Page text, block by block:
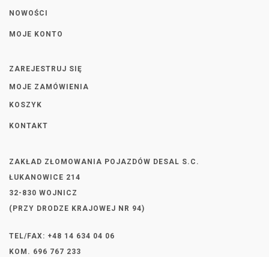
NOWOŚCI
MOJE KONTO
ZAREJESTRUJ SIĘ
MOJE ZAMÓWIENIA
KOSZYK
KONTAKT
ZAKŁAD ZŁOMOWANIA POJAZDÓW DESAL S.C.
ŁUKANOWICE 214
32-830 WOJNICZ
(PRZY DRODZE KRAJOWEJ NR 94)
TEL/FAX: +48 14 634 04 06
KOM. 696 767 233